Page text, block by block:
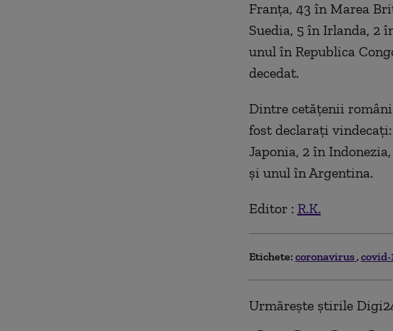
Franța, 43 în Marea
Suedia, 5 în Irlanda, 2
unul în Republica
decedat.
Dintre cetățenii
fost declarați
Japonia, 2 în
și unul în Argentina.
Editor : R.K.
Etichete: coronavirus covid-
Urmărește știrile